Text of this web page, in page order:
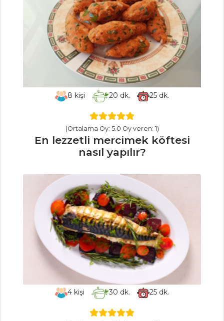
İçecekler Tüm
Tarifleri
ÇORBALAR
Nohutlu ve
Buğdaylı Çorba
Yeşil Mercimekli
Börülce Çorbası
Tavuk Paçası
Çorbalar Tüm
Tarifleri
BALIK
YEMEKLERI
Limonlu Somon
Sotelenmiş
Ispanaklı Palamut
8 kişi 20 dk. 25 dk.
(Ortalama Oy: 5.0 Oy veren: 1)
En lezzetli mercimek köftesi
nasıl yapılır?
4 kişi 30 dk. 25dk.